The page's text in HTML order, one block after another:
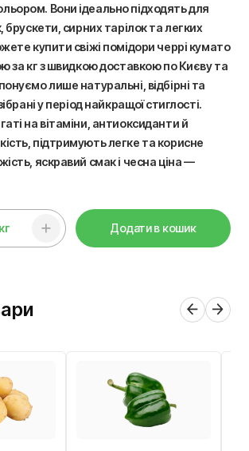
Вони ідеально підходять для
брускети, сирних тарілок та легких
купити свіжі помідори черрі кумато
за кг з швидкою доставкою по Києву та
лише натуральні, відбірні та
у період найкращої стиглості.
на вітаміни, антиоксиданти й
підтримують легке та корисне
яскравий смак і чесна ціна —
кг Додати в кошик